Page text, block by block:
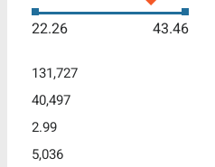
43.46
22.26
131,727
40,497
2.99
5,036